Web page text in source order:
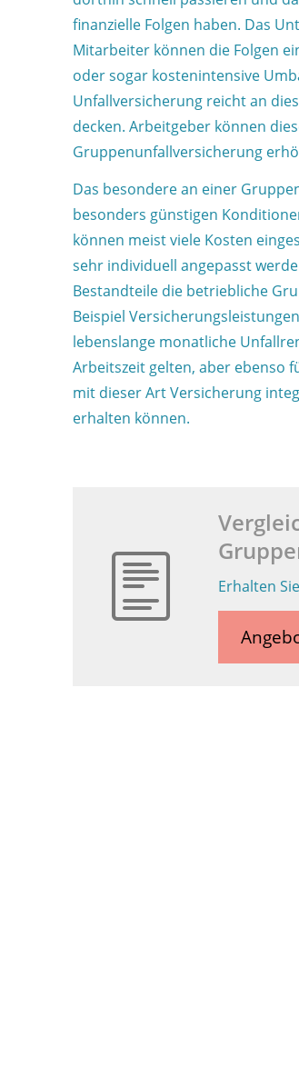
finanzielle Folgen haben. Das
Mitarbeiter können die Folgen
oder sogar kostenintensive
Unfallversicherung reicht an
decken. Arbeitgeber können
Gruppenunfallversicherung
Das besondere an einer
besonders günstigen
können meist viele Kosten
sehr individuell angepasst
Bestandteile die betriebliche
Beispiel
lebenslange monatliche
Arbeitszeit gelten, aber ebenso
mit dieser Art Versicherung
erhalten können.
Erhalten